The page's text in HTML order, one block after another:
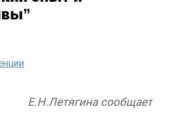
Е.Н.Летягина сообщает